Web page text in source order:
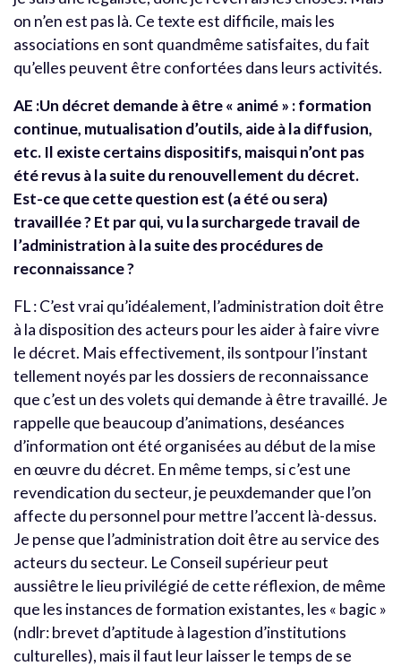
on n’en est pas là. Ce texte est difficile, mais les
associations en sont quandmême satisfaites, du fait
qu’elles peuvent être confortées dans leurs activités.
AE :Un décret demande à être « animé » : formation
continue, mutualisation d’outils, aide à la diffusion,
etc. Il existe certains dispositifs, maisqui n’ont pas
été revus à la suite du renouvellement du décret.
Est-ce que cette question est (a été ou sera)
travaillée ? Et par qui, vu la surchargede travail de
l’administration à la suite des procédures de
reconnaissance ?
FL : C’est vrai qu’idéalement, l’administration doit être
à la disposition des acteurs pour les aider à faire vivre
le décret. Mais effectivement, ils sontpour l’instant
tellement noyés par les dossiers de reconnaissance
que c’est un des volets qui demande à être travaillé. Je
rappelle que beaucoup d’animations, deséances
d’information ont été organisées au début de la mise
en œuvre du décret. En même temps, si c’est une
revendication du secteur, je peuxdemander que l’on
affecte du personnel pour mettre l’accent là-dessus.
Je pense que l’administration doit être au service des
acteurs du secteur. Le Conseil supérieur peut
aussiêtre le lieu privilégié de cette réflexion, de même
que les instances de formation existantes, les « bagic »
(ndlr: brevet d’aptitude à lagestion d’institutions
culturelles), mais il faut leur laisser le temps de se